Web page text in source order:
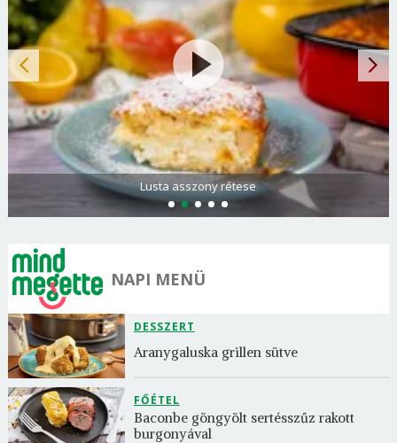
Lusta asszony rétese
NAPI MENÜ
DESSZERT
Aranygaluska grillen sütve
FŐÉTEL
Baconbe göngyölt sertésszűz rakott
burgonyával